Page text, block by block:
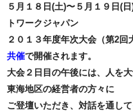
５月１８日(土)〜５月１９日(
トワークジャパン
２０１３年度年次大会（第2回
共催で開催されます。
大会２日目の午後には、人を
東海地区の経営者の方々に
ご登壇いただき、対話を通し